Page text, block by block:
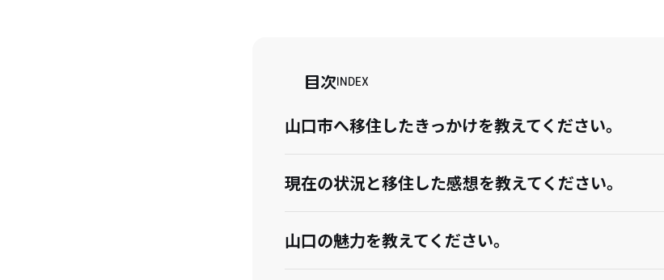
目次INDEX
山口市へ移住したきっかけを教えてください。
現在の状況と移住した感想を教えてください。
山口の魅力を教えてください。